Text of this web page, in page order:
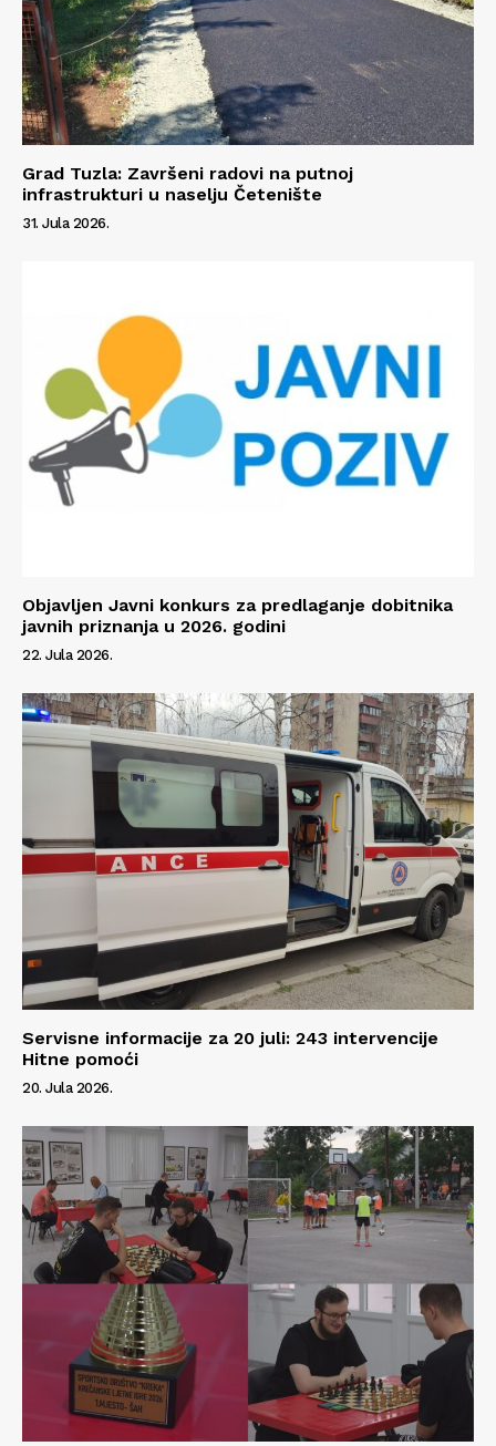
Info
O nama
Kontakt
Impressum
Grad Tuzla: Završeni radovi na putnoj
infrastrukturi u naselju Četenište
31. Jula 2026.
Objavljen Javni konkurs za predlaganje dobitnika
javnih priznanja u 2026. godini
22. Jula 2026.
Servisne informacije za 20 juli: 243 intervencije
Hitne pomoći
20. Jula 2026.